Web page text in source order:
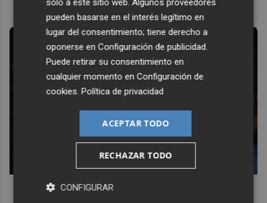
¿Sabías que existen?
solo a este sitio web. Algunos proveedores
pueden basarse en el interés legítimo en
lugar del consentimiento; tiene derecho a
oponerse enConfiguración de publicidad.
Puede retirar su consentimiento en
cualquier momento enConfiguración de
cookies.Política de privacidad
ACEPTAR TODO
RECHAZAR TODO
CONFIGURAR